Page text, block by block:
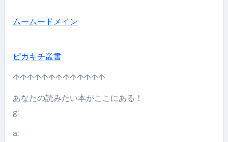
ムームードメイン
ピカキチ叢書
↑↑↑↑↑↑↑↑↑↑↑↑↑
あなたの読みたい本がここにある！
g:
a: